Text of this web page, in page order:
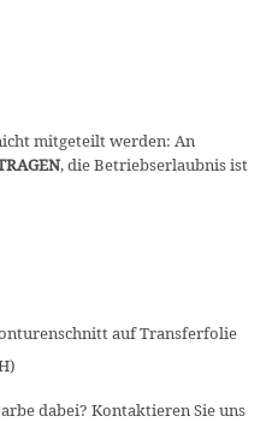
mitgeteilt werden: An
, die Betriebserlaubnis ist
auf Transferfolie
dabei? Kontaktieren Sie uns